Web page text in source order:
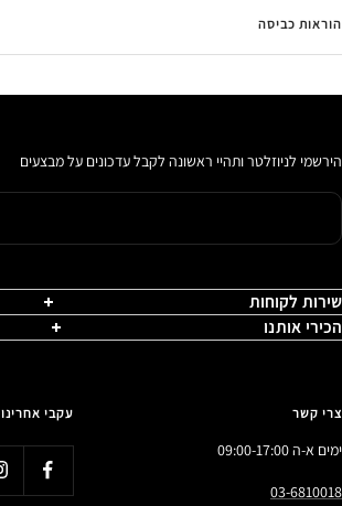
הוראות כביסה
הירשמי לניוזלטר ותהיי ראשונה לקבל עדכונים על מבצעים
שירות לקוחות
הכירי אותנו
צרי קשר
ימים א-ה 09:00-17:00
03-6810018
עקבי אחרינו